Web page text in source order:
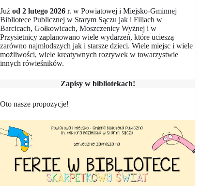
Już od 2 lutego 2026 r. w Powiatowej i Miejsko-Gminnej
Bibliotece Publicznej w Starym Sączu jak i Filiach w
Barcicach, Gołkowicach, Moszczenicy Wyżnej i w
Przysietnicy zaplanowano wiele wydarzeń, które ucieszą
zarówno najmłodszych jak i starsze dzieci. Wiele miejsc i wiele
możliwości, wiele kreatywnych rozrywek w towarzystwie
innych rówieśników.
Zapisy w bibliotekach!
Oto nasze propozycje!